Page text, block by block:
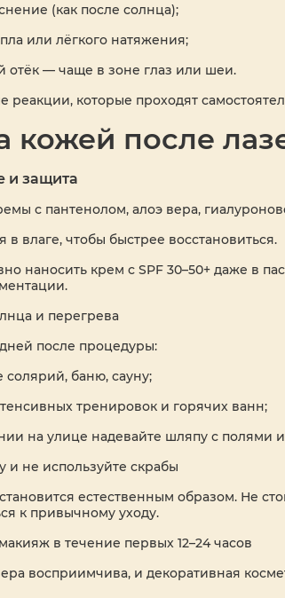
(как после солнца);
или лёгкого натяжения;
отёк — чаще в зоне глаз или шеи.
реакции, которые проходят
кожей после
и защита
с пантенолом, алоэ вера,
в влаге, чтобы быстрее восстановиться.
наносить крем с SPF 30–50+ даже в
и перегрева
после процедуры:
солярий, баню, сауну;
тренировок и горячих ванн;
на улице надевайте шляпу с полями
и не используйте скрабы
естественным образом. Не
к привычному уходу.
в течение первых 12–24 часов
восприимчива, и декоративная